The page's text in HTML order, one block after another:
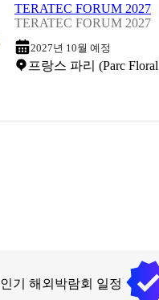
TERATEC FORUM 2027
TERATEC FORUM 2027
2027년 10월 예정
인기 해외박람회 일정